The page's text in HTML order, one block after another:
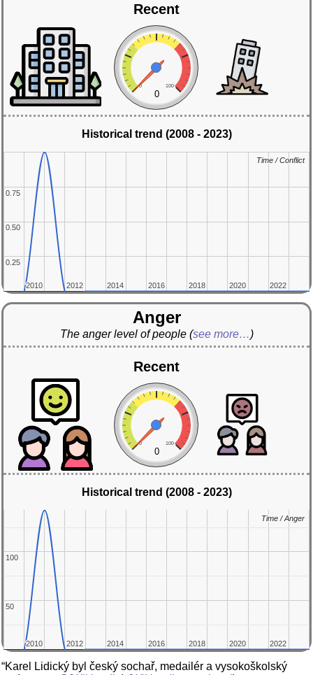
Recent
0 100
0
Historical trend (2008 - 2023)
2010
2010 2012
2012 2014
2014 2016
2016 2018
2018 2020
2020 2022
2022
0.25
0.25
0.50
0.50
0.75
0.75
Time / Conflict
Time / Conflict
Anger
The anger level of people (see more…)
Recent
0 100
0
Historical trend (2008 - 2023)
2010
2010 2012
2012 2014
2014 2016
2016 2018
2018 2020
2020 2022
2022
50
50
100
100
Time / Anger
Time / Anger
“Karel Lidický byl český sochař, medailér a vysokoškolský